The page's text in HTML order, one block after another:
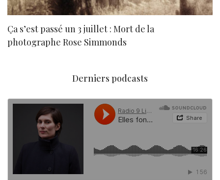
Ça s’est passé un 3 juillet : Mort de la
photographe Rose Simmonds
Derniers podcasts